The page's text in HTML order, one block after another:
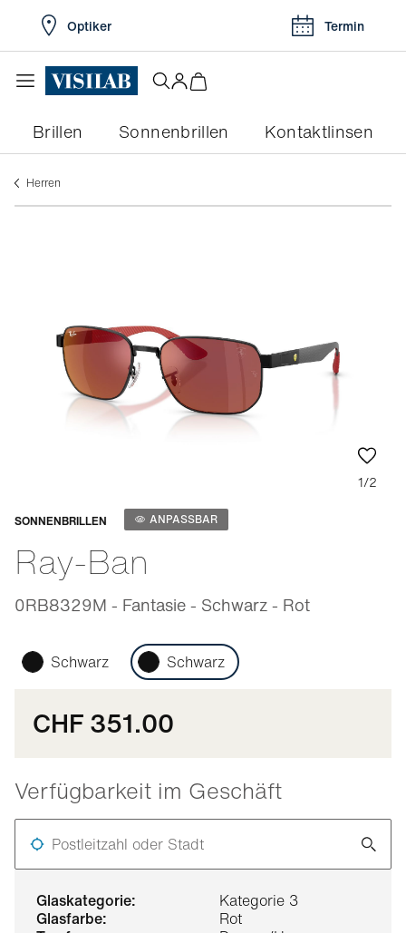
Optiker Termin
Brillen Sonnenbrillen Kontaktlinsen
herren
glaskategorie:
Kategorie 3
glasfarbe:
Rot
1/2
SONNENBRILLEN ANPASSBAR
Ray-Ban
0RB8329M - Fantasie - Schwarz - Rot
Anpassbar
Schwarz Schwarz
CHF 351.00
Verfügbarkeit im Geschäft
Postleitzahl oder Stadt